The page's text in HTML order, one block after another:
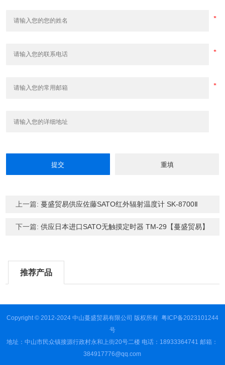
上一篇:蔓盛贸易供应佐藤SATO红外辐射温度计 SK-8700Ⅱ
下一篇:供应日本进口SATO无触摸定时器 TM-29【蔓盛贸易】
推荐产品
Copyright © 2012-2024 中山蔓盛贸易有限公司 版权所有 粤ICP备2023101244
号
地址：中山市民众镇接源行政村永和上街20号二楼 电话：18933364741 邮箱：
384917776@qq.com